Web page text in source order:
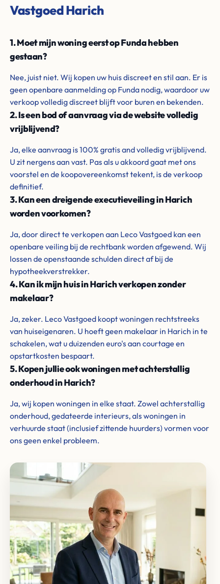
Vastgoed Harich
1. Moet mijn woning eerst op Funda hebben
gestaan?
Nee, juist niet. Wij kopen uw huis discreet en stil aan. Er is
geen openbare aanmelding op Funda nodig, waardoor uw
verkoop volledig discreet blijft voor buren en bekenden.
2. Is een bod of aanvraag via de website volledig
vrijblijvend?
Ja, elke aanvraag is 100% gratis and volledig vrijblijvend.
U zit nergens aan vast. Pas als u akkoord gaat met ons
voorstel en de koopovereenkomst tekent, is de verkoop
definitief.
3. Kan een dreigende executieveiling in Harich
worden voorkomen?
Ja, door direct te verkopen aan Leco Vastgoed kan een
openbare veiling bij de rechtbank worden afgewend. Wij
lossen de openstaande schulden direct af bij de
hypotheekverstrekker.
4. Kan ik mijn huis in Harich verkopen zonder
makelaar?
Ja, zeker. Leco Vastgoed koopt woningen rechtstreeks
van huiseigenaren. U hoeft geen makelaar in Harich in te
schakelen, wat u duizenden euro's aan courtage en
opstartkosten bespaart.
5. Kopen jullie ook woningen met achterstallig
onderhoud in Harich?
Ja, wij kopen woningen in elke staat. Zowel achterstallig
onderhoud, gedateerde interieurs, als woningen in
verhuurde staat (inclusief zittende huurders) vormen voor
ons geen enkel probleem.